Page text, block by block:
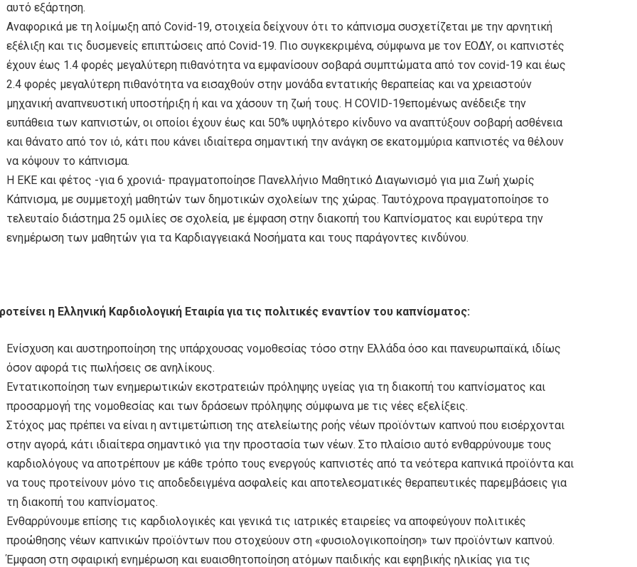
αυτό εξάρτηση.
Αναφορικά με τη λοίμωξη από Covid-19, στοιχεία δείχνουν ότι το κάπνισμα συσχετίζεται με την αρνητική
εξέλιξη και τις δυσμενείς επιπτώσεις από Covid-19. Πιο συγκεκριμένα, σύμφωνα με τον ΕΟΔΥ, οι καπνιστές
έχουν έως 1.4 φορές μεγαλύτερη πιθανότητα να εμφανίσουν σοβαρά συμπτώματα από τον covid-19 και έως
2.4 φορές μεγαλύτερη πιθανότητα να εισαχθούν στην μονάδα εντατικής θεραπείας και να χρειαστούν
μηχανική αναπνευστική υποστήριξη ή και να χάσουν τη ζωή τους. Η COVID-19επομένως ανέδειξε την
ευπάθεια των καπνιστών, οι οποίοι έχουν έως και 50% υψηλότερο κίνδυνο να αναπτύξουν σοβαρή ασθένεια
και θάνατο από τον ιό, κάτι που κάνει ιδιαίτερα σημαντική την ανάγκη σε εκατομμύρια καπνιστές να θέλουν
να κόψουν το κάπνισμα.
Η ΕΚΕ και φέτος -για 6 χρονιά- πραγματοποίησε Πανελλήνιο Μαθητικό Διαγωνισμό για μια Ζωή χωρίς
Κάπνισμα, με συμμετοχή μαθητών των δημοτικών σχολείων της χώρας. Ταυτόχρονα πραγματοποίησε το
τελευταίο διάστημα 25 ομιλίες σε σχολεία, με έμφαση στην διακοπή του Καπνίσματος και ευρύτερα την
ενημέρωση των μαθητών για τα Καρδιαγγειακά Νοσήματα και τους παράγοντες κινδύνου.
η Ελληνική Καρδιολογική Εταιρία για τις πολιτικές εναντίον του καπνίσματος:
Ενίσχυση και αυστηροποίηση της υπάρχουσας νομοθεσίας τόσο στην Ελλάδα όσο και πανευρωπαϊκά, ιδίως
όσον αφορά τις πωλήσεις σε ανηλίκους.
Εντατικοποίηση των ενημερωτικών εκστρατειών πρόληψης υγείας για τη διακοπή του καπνίσματος και
προσαρμογή της νομοθεσίας και των δράσεων πρόληψης σύμφωνα με τις νέες εξελίξεις.
Στόχος μας πρέπει να είναι η αντιμετώπιση της ατελείωτης ροής νέων προϊόντων καπνού που εισέρχονται
στην αγορά, κάτι ιδιαίτερα σημαντικό για την προστασία των νέων. Στο πλαίσιο αυτό ενθαρρύνουμε τους
καρδιολόγους να αποτρέπουν με κάθε τρόπο τους ενεργούς καπνιστές από τα νεότερα καπνικά προϊόντα και
να τους προτείνουν μόνο τις αποδεδειγμένα ασφαλείς και αποτελεσματικές θεραπευτικές παρεμβάσεις για
τη διακοπή του καπνίσματος.
Ενθαρρύνουμε επίσης τις καρδιολογικές και γενικά τις ιατρικές εταιρείες να αποφεύγουν πολιτικές
προώθησης νέων καπνικών προϊόντων που στοχεύουν στη «φυσιολογικοποίηση» των προϊόντων καπνού.
Έμφαση στη σφαιρική ενημέρωση και ευαισθητοποίηση ατόμων παιδικής και εφηβικής ηλικίας για τις